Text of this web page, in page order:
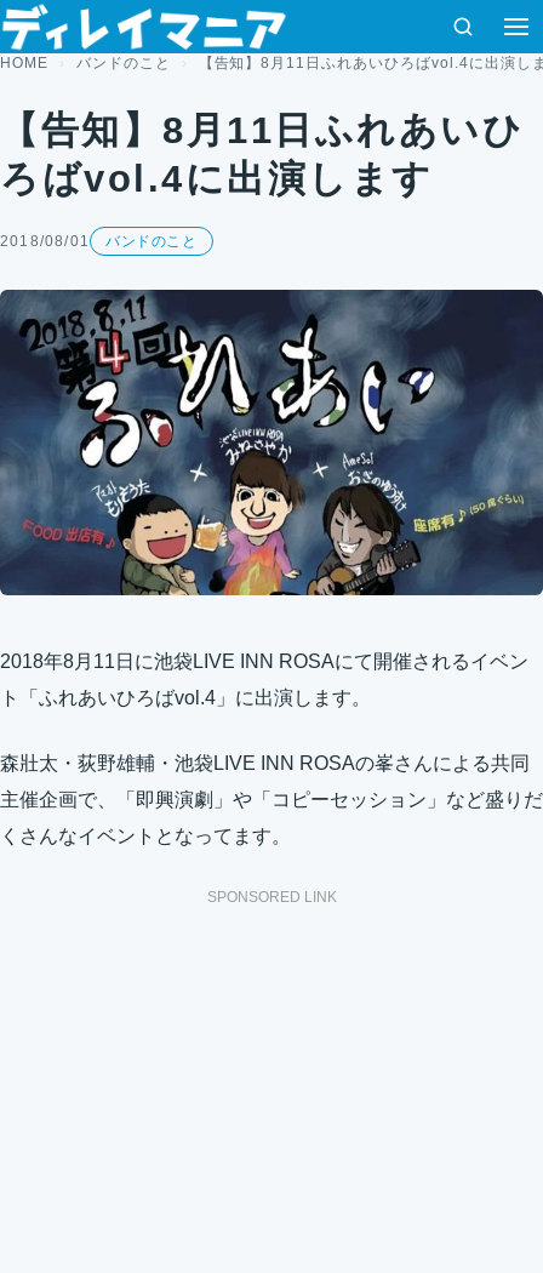
コンテンツへスキップ
検索
HOME バンドのこと 【告知】8月11日ふれあいひろばvol.4に出演し
【告知】8月11日ふれあいひ
ろばvol.4に出演します
2018/08/01 バンドのこと
2018年8月11日に池袋LIVE INN ROSAにて開催されるイベン
ト「ふれあいひろばvol.4」に出演します。
森壯太・荻野雄輔・池袋LIVE INN ROSAの峯さんによる共同
主催企画で、「即興演劇」や「コピーセッション」など盛りだ
くさんなイベントとなってます。
SPONSORED LINK